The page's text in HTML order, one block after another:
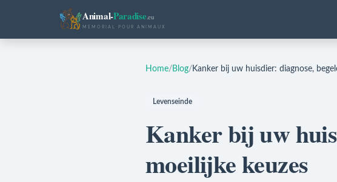
Animal-Paradise .eu
MEMORIAL POUR ANIMAUX
Home/ Blog/ Kanker bij uw huisdier: diagnose,
Levenseinde
Kanker bij uw
moeilijke keuzes